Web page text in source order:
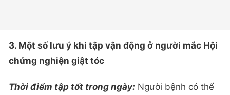
3. Một số lưu ý khi tập vận động ở người mắc Hội
chứng nghiện giật tóc
Thời điểm tập tốt trong ngày: Người bệnh có thể